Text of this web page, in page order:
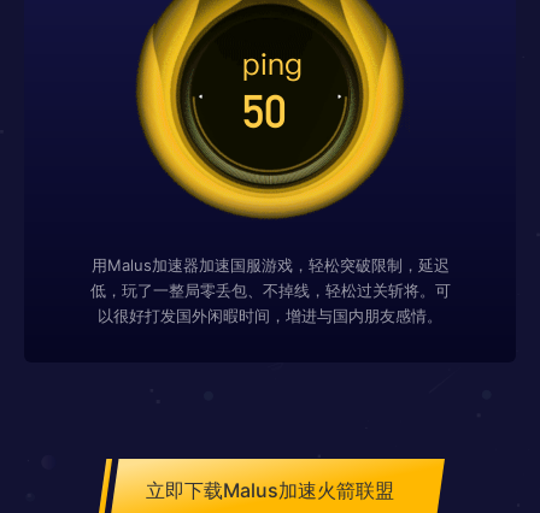
用Malus加速器加速国服游戏，轻松突破限制，延迟
低，玩了一整局零丢包、不掉线，轻松过关斩将。可
以很好打发国外闲暇时间，增进与国内朋友感情。
立即下载Malus加速火箭联盟